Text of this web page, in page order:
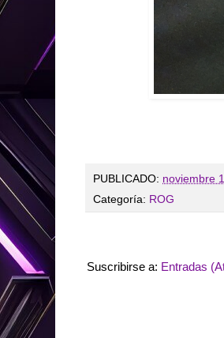
PUBLICADO: noviembre
Categoría: ROG
Suscribirse a: Entradas